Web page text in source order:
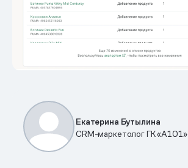
Екатерина Бутылина
CRM-маркетолог ГК «А101»